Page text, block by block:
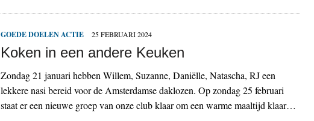
GOEDE DOELEN ACTIE 25 FEBRUARI 2024
Koken in een andere Keuken
Zondag 21 januari hebben Willem, Suzanne, Daniëlle, Natascha, RJ een
lekkere nasi bereid voor de Amsterdamse daklozen. Op zondag 25 februari
staat er een nieuwe groep van onze club klaar om een warme maaltijd klaar…